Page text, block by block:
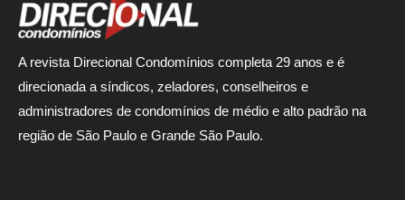
A revista Direcional Condomínios completa 29 anos e é
direcionada a síndicos, zeladores, conselheiros e
administradores de condomínios de médio e alto padrão na
região de São Paulo e Grande São Paulo.